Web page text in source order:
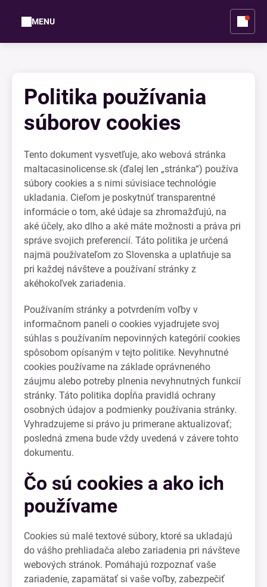
MENU
Politika používania
súborov cookies
Tento dokument vysvetľuje, ako webová stránka
maltacasinolicense.sk (ďalej len „stránka“) používa
súbory cookies a s nimi súvisiace technológie
ukladania. Cieľom je poskytnúť transparentné
informácie o tom, aké údaje sa zhromažďujú, na
aké účely, ako dlho a aké máte možnosti a práva pri
správe svojich preferencií. Táto politika je určená
najmä používateľom zo Slovenska a uplatňuje sa
pri každej návšteve a používaní stránky z
akéhokoľvek zariadenia.
Používaním stránky a potvrdením voľby v
informačnom paneli o cookies vyjadrujete svoj
súhlas s používaním nepovinných kategórií cookies
spôsobom opísaným v tejto politike. Nevyhnutné
cookies používame na základe oprávneného
záujmu alebo potreby plnenia nevyhnutných funkcií
stránky. Táto politika dopĺňa pravidlá ochrany
osobných údajov a podmienky používania stránky.
Vyhradzujeme si právo ju primerane aktualizovať;
posledná zmena bude vždy uvedená v závere tohto
dokumentu.
Čo sú cookies a ako ich
používame
Cookies sú malé textové súbory, ktoré sa ukladajú
do vášho prehliadača alebo zariadenia pri návšteve
webových stránok. Pomáhajú rozpoznať vaše
zariadenie, zapamätať si vaše voľby, zabezpečiť